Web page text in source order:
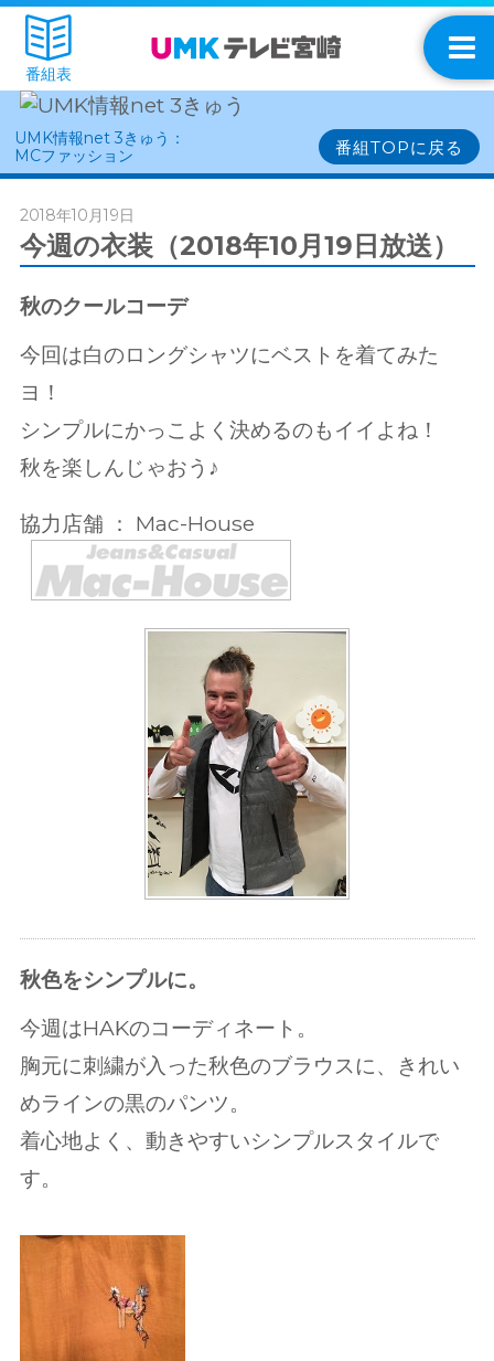
番組表
UMK情報net 3きゅう：
MCファッション
番組TOPに戻る
2018年10月19日
今週の衣装（2018年10月19日放送）
秋のクールコーデ
今回は白のロングシャツにベストを着てみた
ヨ！
シンプルにかっこよく決めるのもイイよね！
秋を楽しんじゃおう♪
協力店舗 ： Mac-House
秋色をシンプルに。
今週はHAKのコーディネート。
胸元に刺繍が入った秋色のブラウスに、きれい
めラインの黒のパンツ。
着心地よく、動きやすいシンプルスタイルで
す。